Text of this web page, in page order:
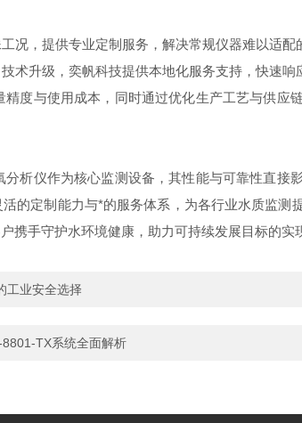
，提供专业定制服务，解决常规仪器难以适配
升级，奕帆科技提供本地化服务支持，快速响
度与使用成本，同时通过优化生产工艺与供应
析仪作为核心监测设备，其性能与可靠性直接
的定制能力与*的服务体系，为各行业水质监
携手守护水环境健康，助力可持续发展目标的实
工业安全选择
TX系统全面解析